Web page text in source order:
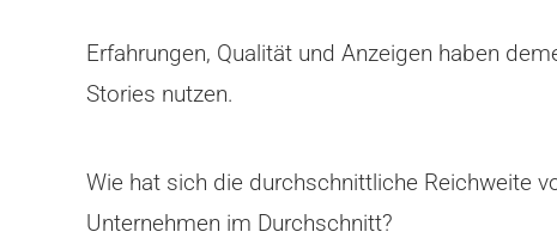
Erfahrungen, Qualität und Anzeigen haben
Stories nutzen.
Wie hat sich die durchschnittliche Reichweite
Unternehmen im Durchschnitt?